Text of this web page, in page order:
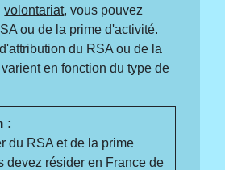
volontariat, vous pouvez
ou de la prime d'activité.
du RSA ou de la
en fonction du type de
:
du RSA et de la prime
devez résider en Francede